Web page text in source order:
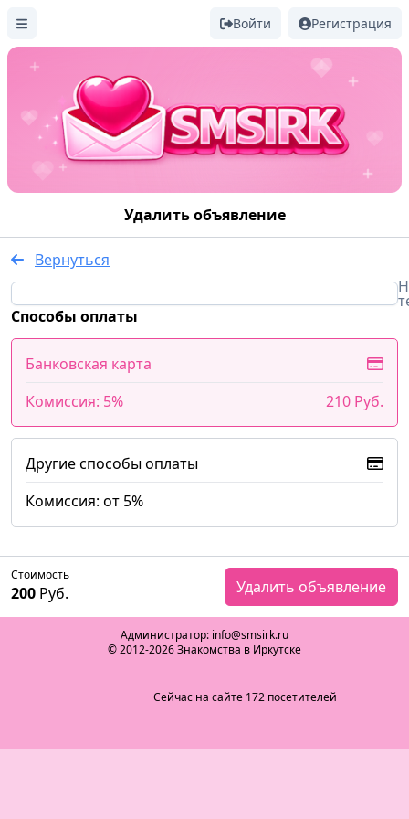
Войти Регистрация
Удалить объявление
Вернуться
Способы оплаты
Банковская карта
Комиссия: 5%
210 Руб.
Другие способы оплаты
Комиссия: от 5%
Стоимость
200 Руб. Удалить объявление
Администратор: info@smsirk.ru
© 2012-2026 Знакомства в Иркутске
Сейчас на сайте 172 посетителей